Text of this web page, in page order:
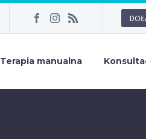
Terapia manualna